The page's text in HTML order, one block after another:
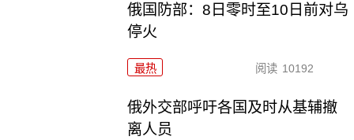
俄国防部：8日零时至10日前对乌
停火
最热 阅读 10192
俄外交部呼吁各国及时从基辅撤
离人员